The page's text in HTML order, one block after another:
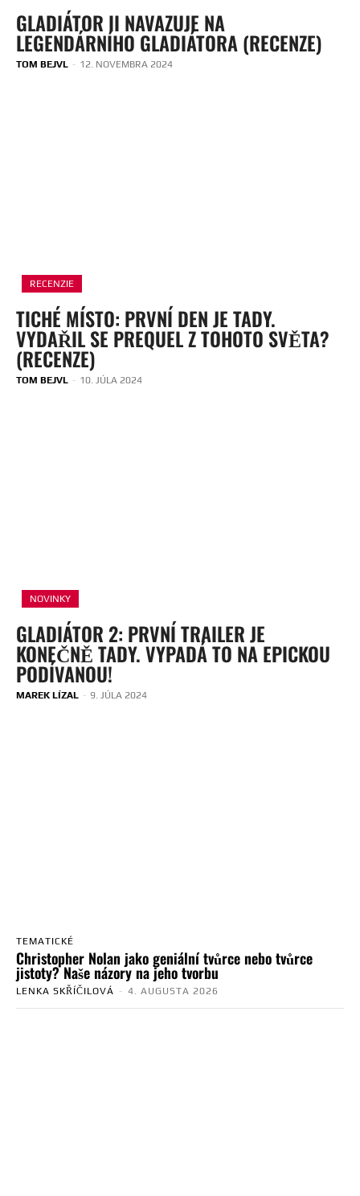
GLADIÁTOR II NAVAZUJE NA
LEGENDÁRNÍHO GLADIÁTORA (RECENZE)
TOM BEJVL - 12. NOVEMBRA 2024
RECENZIE
TICHÉ MÍSTO: PRVNÍ DEN JE TADY.
VYDAŘIL SE PREQUEL Z TOHOTO SVĚTA?
(RECENZE)
TOM BEJVL - 10. JÚLA 2024
NOVINKY
GLADIÁTOR 2: PRVNÍ TRAILER JE
KONEČNĚ TADY. VYPADÁ TO NA EPICKOU
PODÍVANOU!
MAREK LÍZAL - 9. JÚLA 2024
TEMATICKÉ
Christopher Nolan jako geniální tvůrce nebo tvůrce
jistoty? Naše názory na jeho tvorbu
LENKA SKŘÍČILOVÁ - 4. AUGUSTA 2026